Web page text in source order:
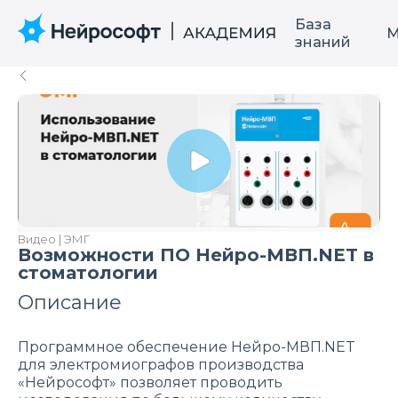
База
знаний
Видео | ЭМГ
Возможности ПО Нейро-МВП.NET в
стоматологии
Описание
Программное обеспечение Нейро-МВП.NET
для электромиографов производства
«Нейрософт» позволяет проводить